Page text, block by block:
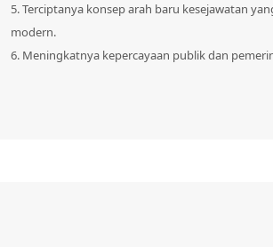
5. Terciptanya konsep arah baru kesejawatan
modern.
6. Meningkatnya kepercayaan publik dan